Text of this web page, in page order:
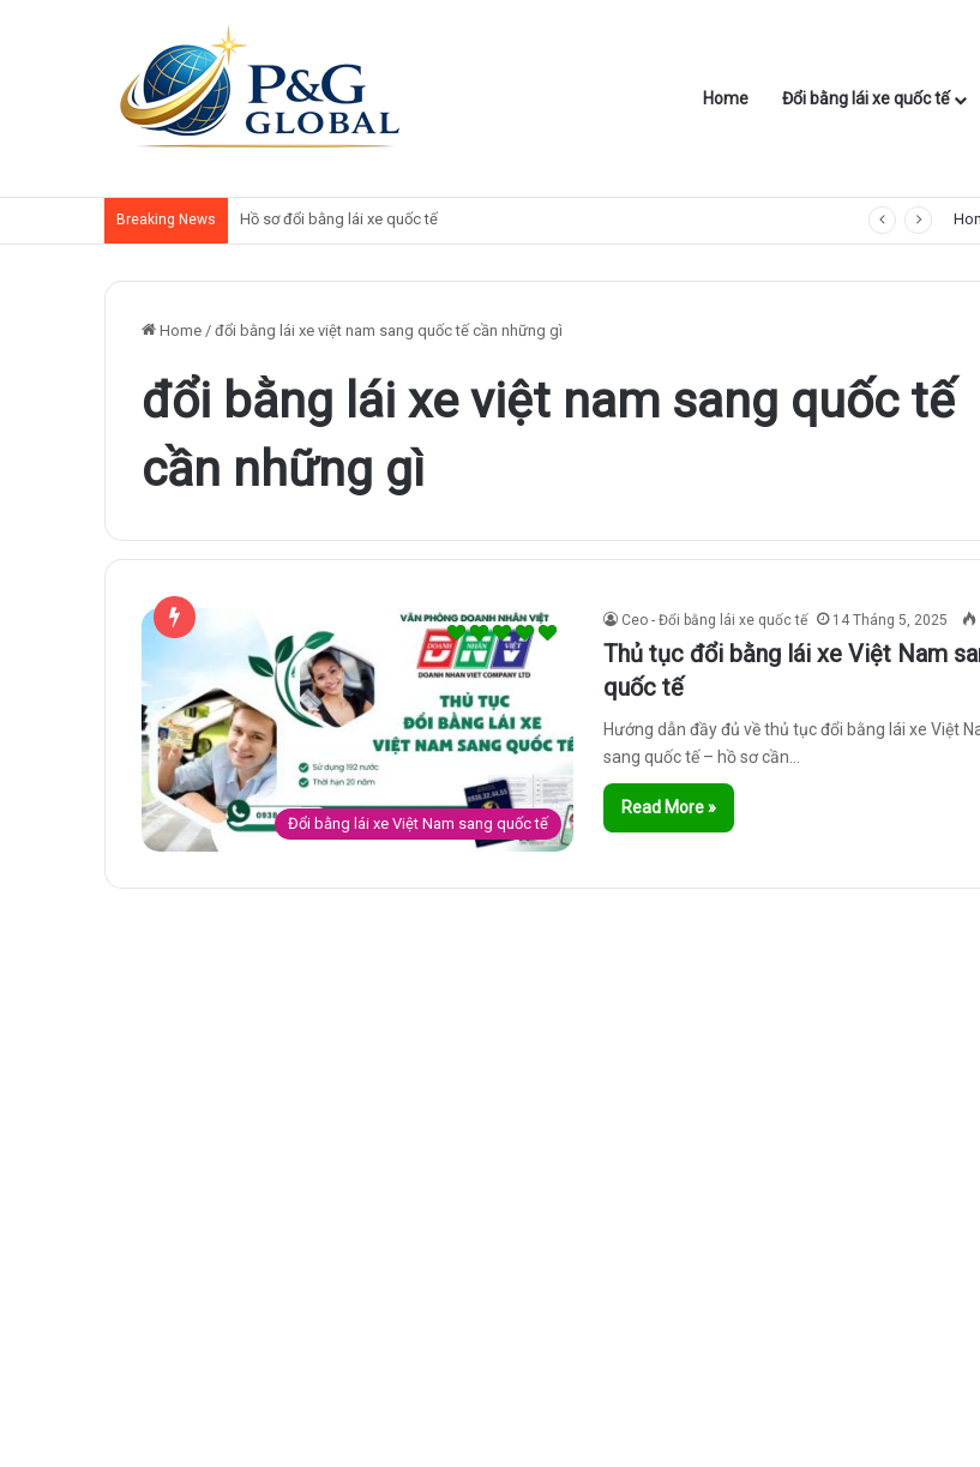
Home Đổi bằng lái xe quốc tế
Breaking News Phí đổi bằng lái xe Việt Nam sang quốc tế
Home / đổi bằng lái xe việt nam sang quốc tế cần những gì
đổi bằng lái xe việt nam sang quốc tế
cần những gì
Đổi bằng lái xe Việt Nam sang quốc tế
Ceo - Đổi bằng lái xe quốc tế 14 Tháng 5, 2025
Thủ tục đổi bằng lái xe Việt Nam
quốc tế
Hướng dẫn đầy đủ về thủ tục đổi bằng lái xe Việt
sang quốc tế – hồ sơ cần…
Read More »